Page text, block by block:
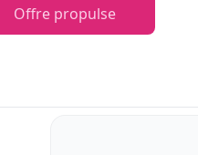
Offre propulse